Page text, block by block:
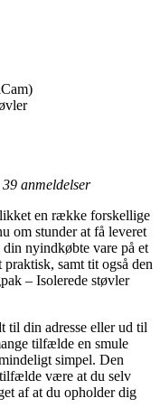
39 anmeldelser
en række forskellige
om stunder at få leveret
nyindkøbte vare på et
samt tit også den
– Isolerede støvler
til din adresse eller ud til
tilfælde en smule
simpel. Den
være at du selv
af at du opholder dig